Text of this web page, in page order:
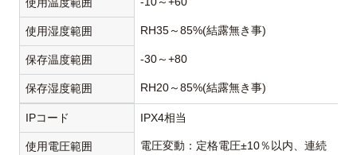
使用湿度範囲 RH35～85%(結露無き事)
保存温度範囲 -30～+80
保存湿度範囲 RH20～85%(結露無き事)
IPコード IPX4相当
使用電圧範囲
電圧変動：定格電圧±10％以内、連続